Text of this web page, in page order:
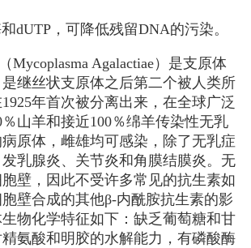
dUTP，可降低残留DNA的污染。
Mycoplasma Agalactiae）是支原体
继丝状支原体之后第二个被人类所
年首次被分离出来，在全球广泛
山羊和接近100％绵羊传染性无乳
原体，雌雄均可感染，除了无乳症
乳腺炎、关节炎和角膜结膜炎。无
壁，因此不受许多常见的抗生素如
壁合成的其他β-内酰胺抗生素的影
物化学特征如下：缺乏葡萄糖和甘
氨酸和明胶的水解能力，有磷酸酶